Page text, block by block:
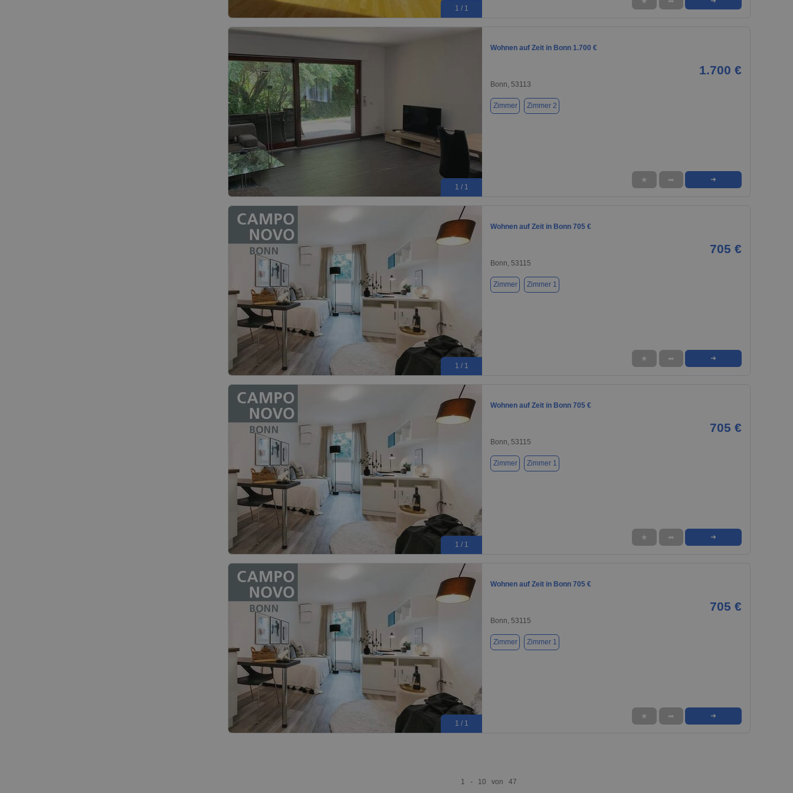
1 / 1
1 / 1
Wohnen auf Zeit in Bonn 1.700 €
1.700 €
Bonn, 53113
Zimmer Zimmer 2
★ ➦ ➜
1 / 1
Wohnen auf Zeit in Bonn 705 €
705 €
Bonn, 53115
Zimmer Zimmer 1
★ ➦ ➜
1 / 1
Wohnen auf Zeit in Bonn 705 €
705 €
Bonn, 53115
Zimmer Zimmer 1
★ ➦ ➜
1 / 1
Wohnen auf Zeit in Bonn 705 €
705 €
Bonn, 53115
Zimmer Zimmer 1
★ ➦ ➜
1 - 10 von 47